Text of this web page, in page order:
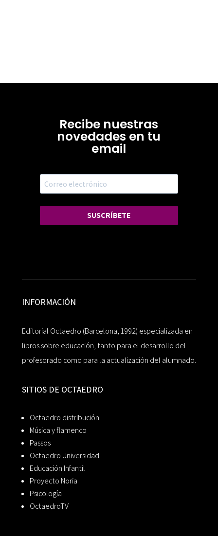
Recibe nuestras
novedades en tu
email
SUSCRÍBETE
INFORMACIÓN
Editorial Octaedro (Barcelona, 1992) especializada en
libros sobre educación, tanto para el desarrollo del
profesorado como para la actualización del alumnado.
SITIOS DE OCTAEDRO
Octaedro distribución
Música y flamenco
Passos
Octaedro Universidad
Educación Infantil
Proyecto Noria
Psicología
OctaedroTV